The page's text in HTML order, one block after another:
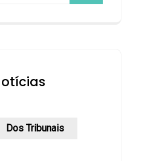
Dos Tribunais